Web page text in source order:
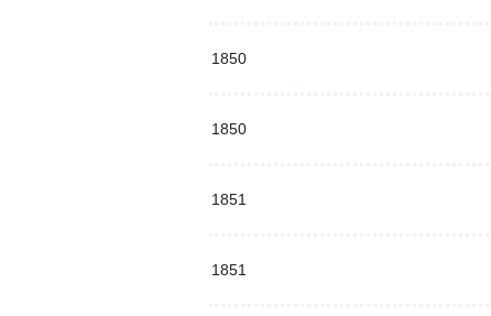
1850
1850
1851
1851